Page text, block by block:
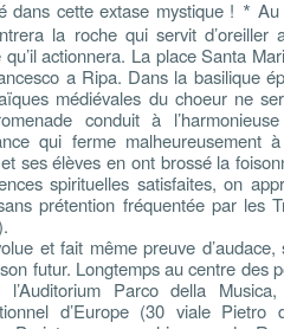
dans cette extase mystique ! * Au
la roche qui servit d’oreiller
qu’il actionnera. La place Santa
a Ripa. Dans la basilique
médiévales du choeur ne
conduit à
qui ferme malheureusement
ses élèves en ont brossé la
spirituelles satisfaites, on
prétention fréquentée par les
et fait même preuve
futur. Longtemps au centre des
l’Auditorium Parco della
d’Europe (30 viale